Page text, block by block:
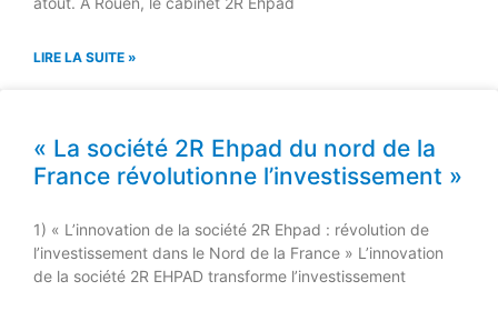
LIRE LA SUITE »
« La société 2R Ehpad du nord de la
France révolutionne l’investissement »
1) « L’innovation de la société 2R Ehpad : révolution de
l’investissement dans le Nord de la France » L’innovation
de la société 2R EHPAD transforme l’investissement